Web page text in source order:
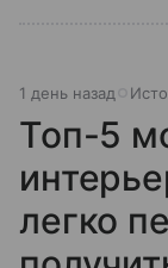
1 день назад
Топ-5
легко